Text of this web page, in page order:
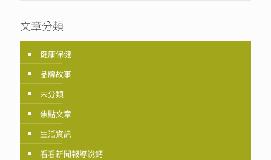
文章分類
健康保健
品牌故事
未分類
焦點文章
生活資訊
看看新聞報導說鈣